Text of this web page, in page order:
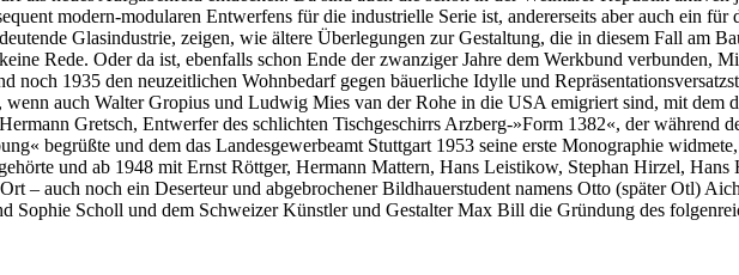
modern-modularen Entwerfens für die industrielle Serie ist, andererseits aber auch ein
Glasindustrie, zeigen, wie ältere Überlegungen zur Gestaltung, die in diesem Fall am
Rede. Oder da ist, ebenfalls schon Ende der zwanziger Jahre dem Werkbund verbunden,
noch 1935 den neuzeitlichen Wohnbedarf gegen bäuerliche Idylle und
wenn auch Walter Gropius und Ludwig Mies van der Rohe in die USA emigriert sind, mit dem
Gretsch, Entwerfer des schlichten Tischgeschirrs Arzberg-»Form 1382«, der während
begrüßte und dem das Landesgewerbeamt Stuttgart 1953 seine erste Monographie
und ab 1948 mit Ernst Röttger, Hermann Mattern, Hans Leistikow, Stephan Hirzel,
– auch noch ein Deserteur und abgebrochener Bildhauerstudent namens Otto (später Otl)
Sophie Scholl und dem Schweizer Künstler und Gestalter Max Bill die Gründung des